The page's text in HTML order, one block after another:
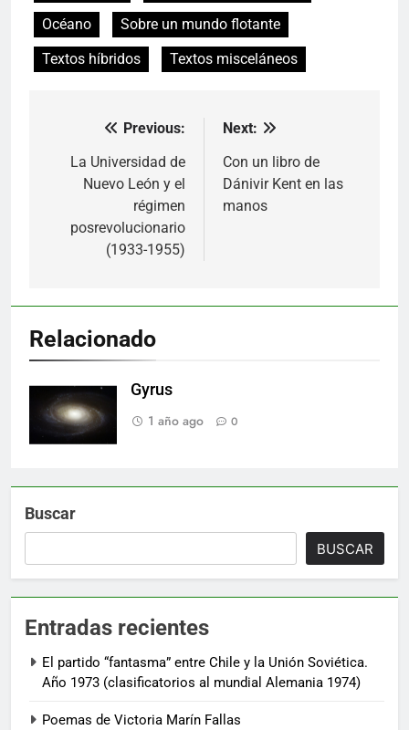
Océano
Sobre un mundo flotante
Textos híbridos
Textos misceláneos
Navegación
Previous:
La Universidad de
Nuevo León y el
régimen
posrevolucionario
(1933-1955)
Next:
Con un libro de
Dánivir Kent en las
manos
Relacionado
Gyrus
1 año ago
0
Buscar
BUSCAR
Entradas recientes
El partido “fantasma” entre Chile y la Unión Soviética.
Año 1973 (clasificatorios al mundial Alemania 1974)
Poemas de Victoria Marín Fallas